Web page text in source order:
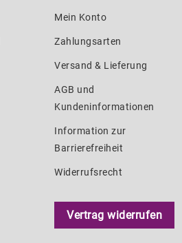
Mein Konto
Zahlungsarten
Versand & Lieferung
AGB und
Kundeninformationen
Information zur
Barrierefreiheit
Widerrufsrecht
Vertrag widerrufen